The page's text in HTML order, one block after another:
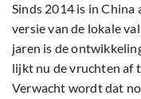
Sinds 2014 is in
versie van de lokale
jaren is de
lijkt nu de vruchten af
Verwacht wordt dat